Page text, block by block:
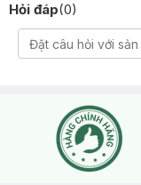
Hỏi đáp(0)